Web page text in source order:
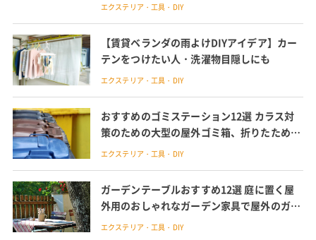
エクステリア・工具・DIY
【賃貸ベランダの雨よけDIYアイデア】カー
テンをつけたい人・洗濯物目隠しにも
エクステリア・工具・DIY
おすすめのゴミステーション12選 カラス対
策のための大型の屋外ゴミ箱、折りたためる
ネットなど紹介
エクステリア・工具・DIY
ガーデンテーブルおすすめ12選 庭に置く屋
外用のおしゃれなガーデン家具で屋外のガー
デニングも楽しくなるテーブルを紹介
エクステリア・工具・DIY